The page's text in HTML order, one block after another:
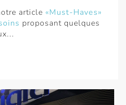
article «Must-Haves»
proposant quelques